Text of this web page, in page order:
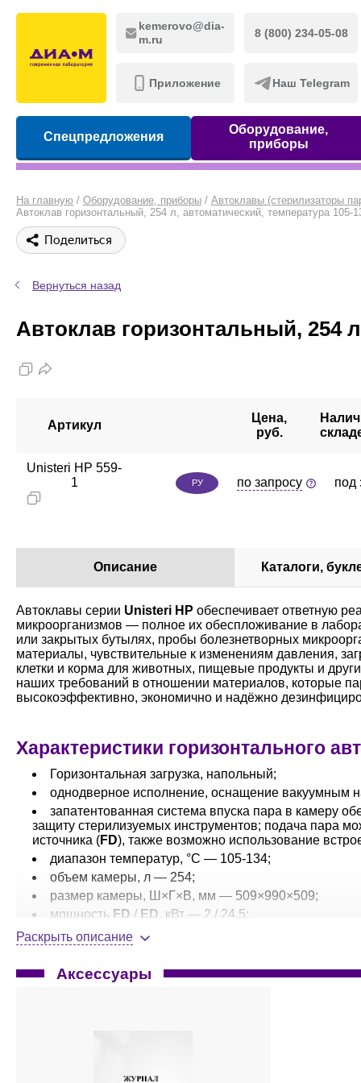
kemerovo@dia-
m.ru
8 (800) 234-05-08
Приложение Наш Telegram
Спецпредложения
Оборудование,
приборы
На главную / Оборудование, приборы / Автоклавы (стерилизаторы
Автоклав горизонтальный, 254 л, автоматический, температура 105-
Поделиться
Вернуться назад
Автоклав горизонтальный, 254
Артикул
Цена,
руб.
Unisteri HP 559-
1
РУ по запросу под
Описание Каталоги,
Автоклавы серии Unisteri HP обеспечивает ответную
микроорганизмов — полное их обеспложивание в
или закрытых бутылях, пробы болезнетворных
материалы, чувствительные к изменениям давления,
клетки и корма для животных, пищевые продукты и
наших требований в отношении материалов, которые
высокоэффективно, экономично и надёжно
Характеристики горизонтального
Горизонтальная загрузка, напольный;
однодверное исполнение, оснащение вакуумным
запатентованная система впуска пара в камеру
защиту стерилизуемых инструментов; подача пара
источника (FD), также возможно использование
диапазон температур, °C — 105-134;
объем камеры, л — 254;
размер камеры, Ш×Г×В, мм — 509×990×509;
мощность FD / ED, кВт — 2 / 24,5;
габариты, Ш×Г×В, мм — 850×1247×1720;
Программное обеспечение:
неупакованных инструментов,
Раскрыть описание
Аксессуары